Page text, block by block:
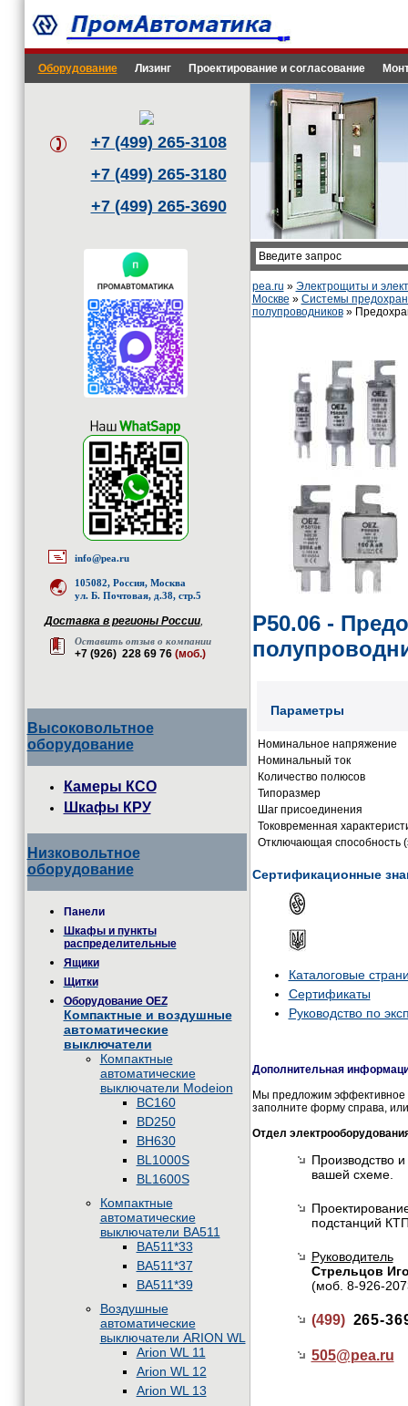
Оборудование Лизинг Проектирование и согласование
+7 (499) 265-3108
+7 (499) 265-3180
+7 (499) 265-3690
info@pea.ru
105082, Россия, Москва
ул. Б. Почтовая, д.38, стр.5
Доставка в регионы России,
Оставить отзыв о компании
+7 (926) 228 69 76 (моб.)
Высоковольтное
оборудование
Камеры КСО
Шкафы КРУ
Низковольтное
оборудование
Панели
Шкафы и пункты
распределительные
Ящики
Щитки
Оборудование OEZ
Компактные и воздушные
автоматические
выключатели
Компактные
автоматические
выключатели Modeion
BC160
BD250
BH630
BL1000S
BL1600S
Компактные
автоматические
выключатели BA511
BA511*33
BA511*37
BA511*39
Воздушные
автоматические
выключатели ARION WL
Arion WL 11
Arion WL 12
Arion WL 13
pea.ru » Электрощиты и
Москве » Системы
полупроводников»
P50.06 -
Параметры
Номинальное напряжение
Номинальный ток
Количество полюсов
Типоразмер
Шаг присоединения
Токовременная
Отключающая способность
Сертификационные
Каталоговые
Сертификаты
Руководство по
Дополнительная
Мы предложим эффективное
заполните форму справа,
Отдел
Производство
вашей схеме.
подстанций
Руководитель
Стрельцов
(моб. 8-926-
(499) 265-
505@pea.ru